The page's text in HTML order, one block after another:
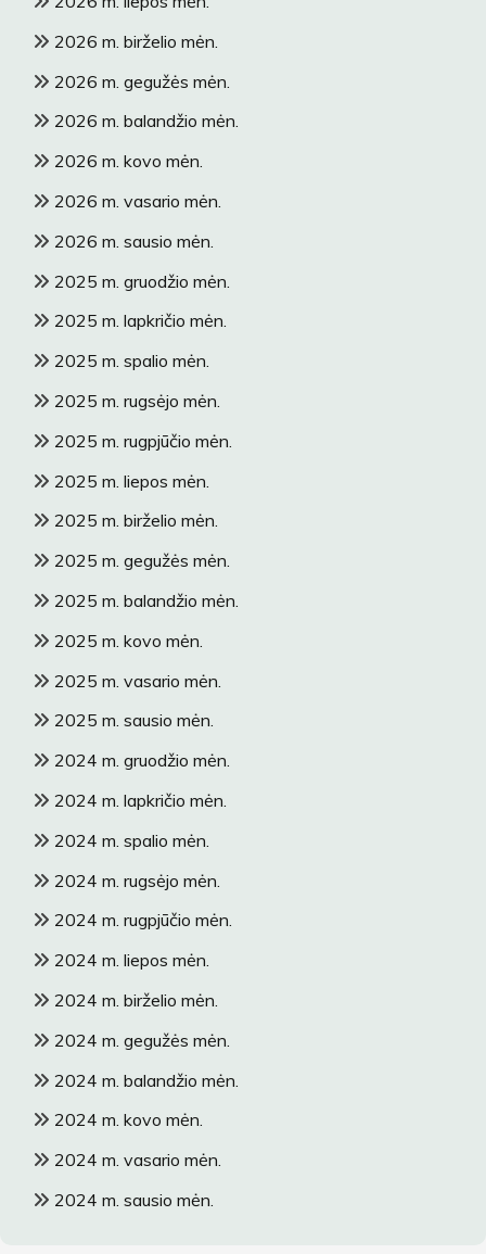
2026 m. birželio mėn.
2026 m. gegužės mėn.
2026 m. balandžio mėn.
2026 m. kovo mėn.
2026 m. vasario mėn.
2026 m. sausio mėn.
2025 m. gruodžio mėn.
2025 m. lapkričio mėn.
2025 m. spalio mėn.
2025 m. rugsėjo mėn.
2025 m. rugpjūčio mėn.
2025 m. liepos mėn.
2025 m. birželio mėn.
2025 m. gegužės mėn.
2025 m. balandžio mėn.
2025 m. kovo mėn.
2025 m. vasario mėn.
2025 m. sausio mėn.
2024 m. gruodžio mėn.
2024 m. lapkričio mėn.
2024 m. spalio mėn.
2024 m. rugsėjo mėn.
2024 m. rugpjūčio mėn.
2024 m. liepos mėn.
2024 m. birželio mėn.
2024 m. gegužės mėn.
2024 m. balandžio mėn.
2024 m. kovo mėn.
2024 m. vasario mėn.
2024 m. sausio mėn.